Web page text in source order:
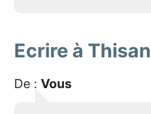
Ecrire à Thisan
De : Vous